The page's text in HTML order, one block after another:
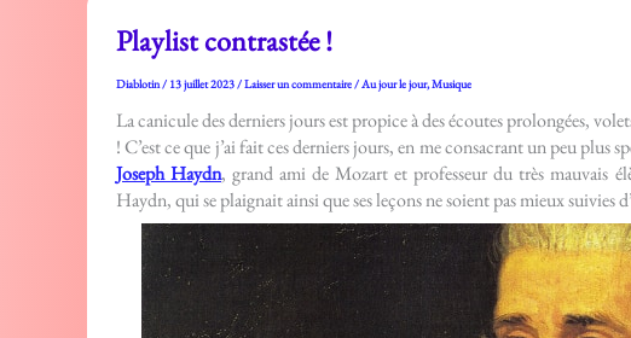
Playlist contrastée !
Diablotin/ 13 juillet 2023/Laisser un commentaire/Au jour le jour,Musique
La canicule des derniers jours est propice à des écoutes prolongées,
! C’est ce que j’ai fait ces derniers jours, en me consacrant un peu plus
Joseph Haydn, grand ami de Mozart et professeur du très mauvais
Haydn, qui se plaignait ainsi que ses leçons ne soient pas mieux